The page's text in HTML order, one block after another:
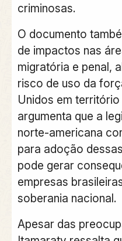
criminosas.
O documento
de impactos nas
migratória e penal,
risco de uso da
Unidos em
argumenta que a
norte-americana
para adoção
pode gerar
empresas
soberania nacional.
Apesar das